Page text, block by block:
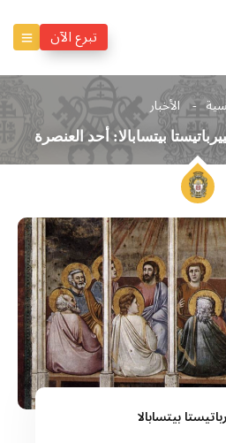
تبرع الآن
الأخبار
بيتسابالا: أحد العنصرة
بيتسابالا